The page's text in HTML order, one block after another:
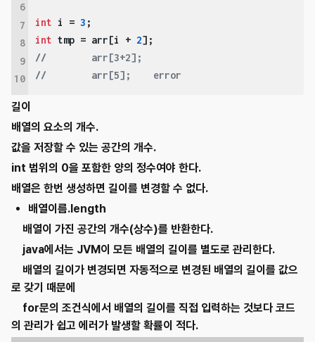
6
7
8
9
10
int i = 3
int tmp = arr[i + 2
//        arr[3+2];
//        arr[5];    error
길이
배열의 요소의 개수.
값을 저장할 수 있는 공간의 개수.
int 범위의 0을 포함한 양의 정수여야 한다.
배열은 한번 생성하면 길이를 변경할 수 없다.
배열이름.length
배열이 가진 공간의 개수(상수)를 반환한다.
java에서는 JVM이 모든 배열의 길이를 별도로 관리한다.
배열의 길이가 변경되면 자동적으로 변경된 배열의 길이를 값으
로 갖기 때문에
for문의 조건식에서 배열의 길이를 직접 입력하는 것보다 코드
의 관리가 쉽고 에러가 발생할 확률이 적다.